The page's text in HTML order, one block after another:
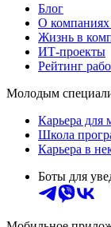
Блог
О
Жизнь в
ИТ-проекты
Рейтинг
Молодым
Карьера для
Школа
Карьера в
Боты для